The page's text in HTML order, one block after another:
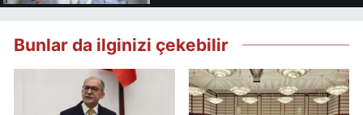
Bunlar da ilginizi çekebilir